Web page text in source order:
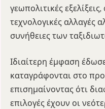
γεωπολιτικές
τεχνολογικές αλλαγές
συνήθειες των
Ιδιαίτερη έμφαση
καταγράφονται στο
επισημαίνοντας ότι
επιλογές έχουν οι